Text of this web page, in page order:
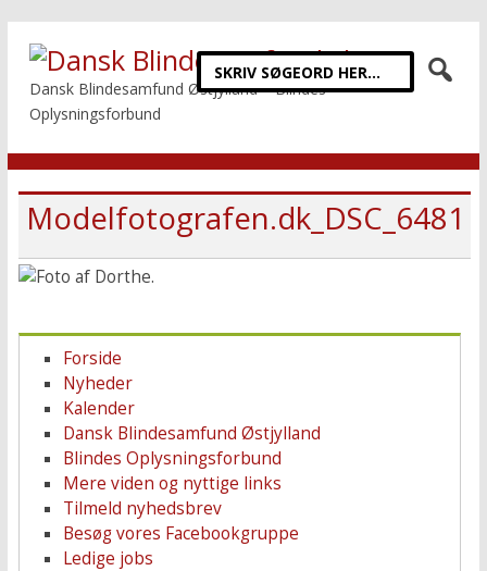
Dansk Blindesamfund Østjylland – Blindes
Oplysningsforbund
Modelfotografen.dk_DSC_6481
Forside
Nyheder
Kalender
Dansk Blindesamfund Østjylland
Blindes Oplysningsforbund
Mere viden og nyttige links
Tilmeld nyhedsbrev
Besøg vores Facebookgruppe
Ledige jobs